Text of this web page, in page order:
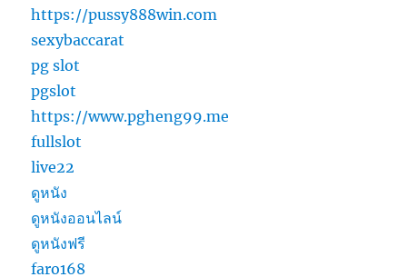
https://pussy888win.com
sexybaccarat
pg slot
pgslot
https://www.pgheng99.me
fullslot
live22
ดูหนัง
ดูหนังออนไลน์
ดูหนังฟรี
faro168